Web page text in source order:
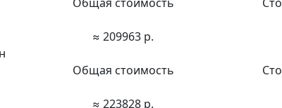
Общая стоимость
≈ 209963 р.
Общая стоимость
≈ 223828 р.